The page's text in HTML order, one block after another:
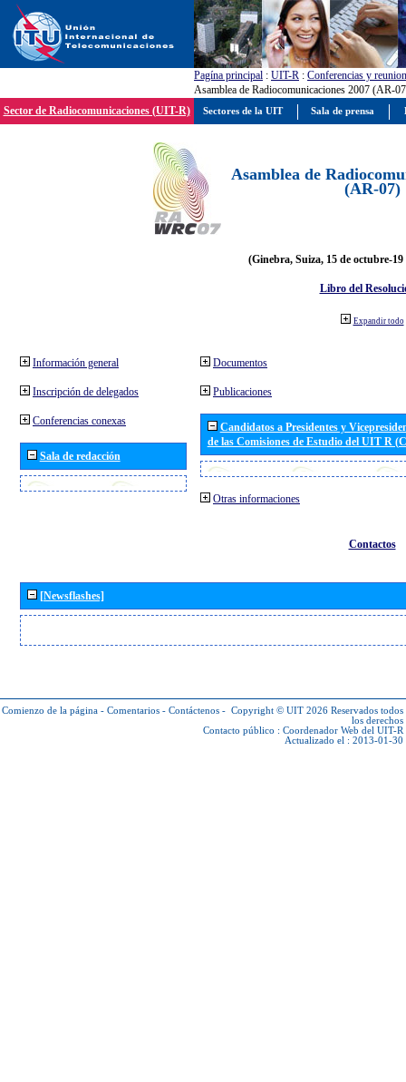
Pagína principal : UIT-R : Conferencias y
Asamblea de Radiocomunicaciones 2007 (AR-
Sector de Radiocomunicaciones (UIT-R)
Asamblea de
(AR-07)
(Ginebra, Suiza, 15 de octubre-19
Libro del
Expandir todo
Información general
Inscripción de delegados
Conferencias conexas
Sala de redacción
Documentos
Publicaciones
Candidatos a Presidentes y
de las Comisiones de Estudio del UIT R
Otras informaciones
Contactos
[Newsflashes]
Comienzo de la página - Comentarios - Contáctenos - Copyright © UIT 2026 Reservados todos
los derechos
Contacto público : Coordenador Web del UIT-R
Actualizado el : 2013-01-30
Sectores de la UIT Sala de prensa